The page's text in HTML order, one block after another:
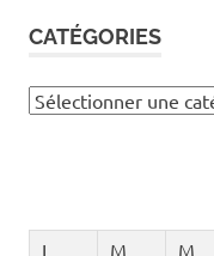
CATÉGORIES
Catégories
L
M M